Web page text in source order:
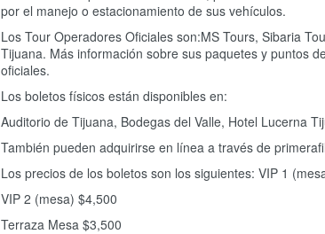
por el manejo o estacionamiento de sus vehículos.
Los Tour Operadores Oficiales son:MS Tours, Sibaria
Tijuana. Más información sobre sus paquetes y puntos
oficiales.
Los boletos físicos están disponibles en:
Auditorio de Tijuana, Bodegas del Valle, Hotel Lucerna
También pueden adquirirse en línea a través de
Los precios de los boletos son los siguientes: VIP 1
VIP 2 (mesa) $4,500
Terraza Mesa $3,500